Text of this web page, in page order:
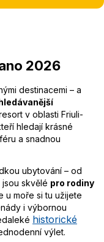
2026
destinacemi – a
v oblasti Friuli-
hledají krásné
a snadnou
ubytování – od
skvělé pro rodiny
u moře si tu užijete
i výbornou
historické
výlet.